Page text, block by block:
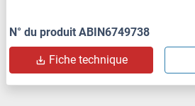
N° du produit ABIN6749738
Fiche technique